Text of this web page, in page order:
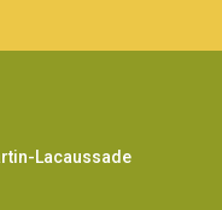
Lacaussade